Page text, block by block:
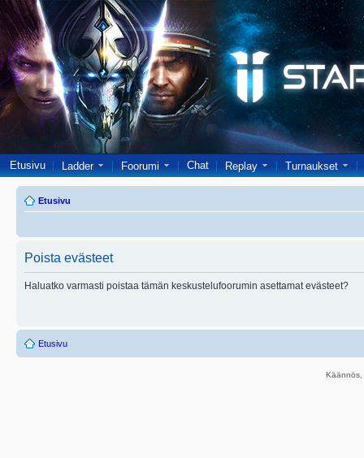
Etusivu Ladder Foorumi Chat Replay Turnaukset
Etusivu
Poista evästeet
Haluatko varmasti poistaa tämän keskustelufoorumin asettamat evästeet?
Etusivu